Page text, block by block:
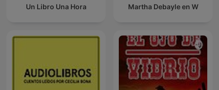
Un Libro Una Hora Martha Debayle en W